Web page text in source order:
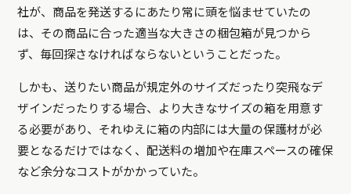
社が、商品を発送するにあたり常に頭を悩ませていたの
は、その商品に合った適当な大きさの梱包箱が見つから
ず、毎回探さなければならないということだった。
しかも、送りたい商品が規定外のサイズだったり突飛なデ
ザインだったりする場合、より大きなサイズの箱を用意す
る必要があり、それゆえに箱の内部には大量の保護材が必
要となるだけではなく、配送料の増加や在庫スペースの確保
など余分なコストがかかっていた。